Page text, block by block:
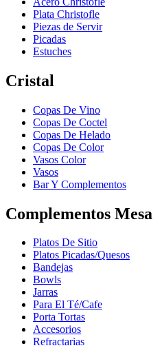
Plata Christofle
Piezas de Servir
Picadas
Estuches
Cristal
Copas De Vino
Copas De Coctel
Copas De Helado
Copas De Color
Vasos Color
Vasos
Bar Y Complementos
Complementos Mesa
Platos De Sitio
Platos Picadas/Quesos
Bandejas
Bowls
Jarras
Para El Té/Cafe
Porta Tortas
Accesorios
Refractarias